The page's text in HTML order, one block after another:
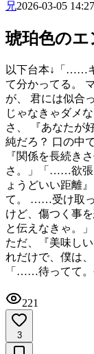
兄2026-03-05 14:27
琥珀色のエ
以下台本↓ ​「……
て分かってる。
が、 君には似合
じゃなきゃダメ
さ、 『あなたが
純だろ？ 口の中
『関係を長続き
さ。」 ​「……欲張
ょうどいい距離
て。 ……受け取っ
けど、傷つく事
と伝えなきゃ。
ただ、『美味し
れだけで、僕は
「……待ってて。
221
3